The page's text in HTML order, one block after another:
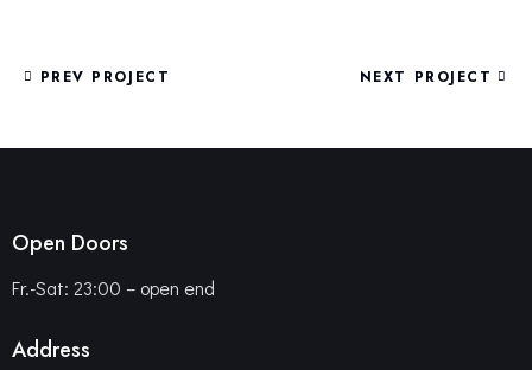
PREV PROJECT NEXT PROJECT
Open Doors
Fr.-Sat: 23:00 – open end
Address